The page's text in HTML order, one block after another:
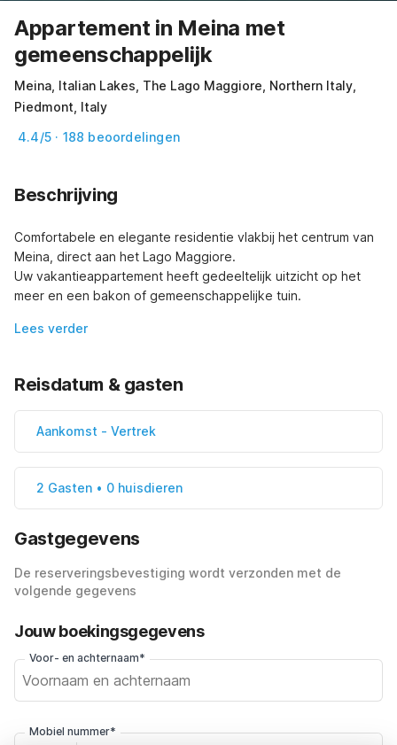
Appartement in Meina met
gemeenschappelijk
Meina, Italian Lakes, The Lago Maggiore, Northern Italy,
Piedmont, Italy
4.4/5 · 188 beoordelingen
Beschrijving
Comfortabele en elegante residentie vlakbij het centrum van
Meina, direct aan het Lago Maggiore.
Uw vakantieappartement heeft gedeeltelijk uitzicht op het
meer en een bakon of gemeenschappelijke tuin.
Lees verder
Reisdatum & gasten
Aankomst - Vertrek
2 Gasten • 0 huisdieren
Gastgegevens
De reserveringsbevestiging wordt verzonden met de
volgende gegevens
Jouw boekingsgegevens
Voor- en achternaam*
Mobiel nummer*